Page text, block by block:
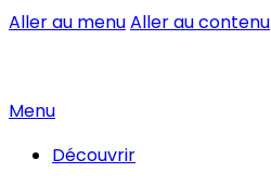
Aller au menuAller au contenu
Menu
Découvrir